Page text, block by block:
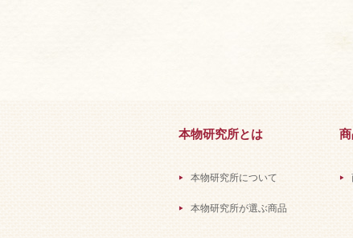
本物研究所とは
本物研究所について
本物研究所が選ぶ商品